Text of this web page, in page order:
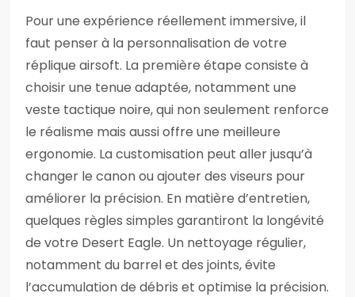
Pour une expérience réellement immersive, il
faut penser à la personnalisation de votre
réplique airsoft. La première étape consiste à
choisir une tenue adaptée, notamment une
veste tactique noire, qui non seulement renforce
le réalisme mais aussi offre une meilleure
ergonomie. La customisation peut aller jusqu’à
changer le canon ou ajouter des viseurs pour
améliorer la précision. En matière d’entretien,
quelques règles simples garantiront la longévité
de votre Desert Eagle. Un nettoyage régulier,
notamment du barrel et des joints, évite
l’accumulation de débris et optimise la précision.